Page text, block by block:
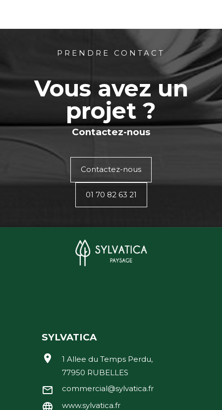
PRENDRE CONTACT
Vous avez un
projet ?
Contactez-nous
Contactez-nous
01 70 82 63 21
SYLVATICA
location_on
1 Allee du Temps Perdu,
77950 RUBELLES
mail_outline commercial@sylvatica.fr
language www.sylvatica.fr